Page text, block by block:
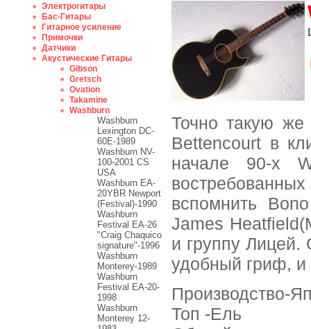
Электрогитары
Бас-Гитары
Гитарное усиление
Примочки
Датчики
Акустические Гитары
Gibson
Gretsch
Ovation
Takamine
Washburn
Washburn
Lexington DC-
60E-1989
Washburn NV-
100-2001 CS
USA
Washburn EA-
20YBR Newport
(Festival)-1990
Washburn
Festival EA-26
"Craig Chaquiсo
signature"-1996
Washburn
Monterey-1989
Washburn
Festival EA-20-
1998
Washburn
Monterey 12-
Точно такую же
Bettencourt в
начале 90-х
вспомнить
James
и группу Лицей.
удобный гриф,
Производство-
Топ -Ель